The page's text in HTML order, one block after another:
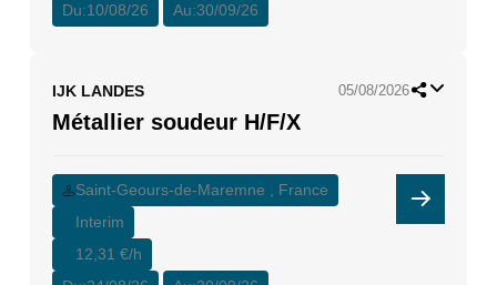
Du:10/08/26 Au:30/09/26
IJK LANDES 05/08/2026
Métallier soudeur H/F/X
Saint-Geours-de-Maremne , France
Interim
12,31 €/h